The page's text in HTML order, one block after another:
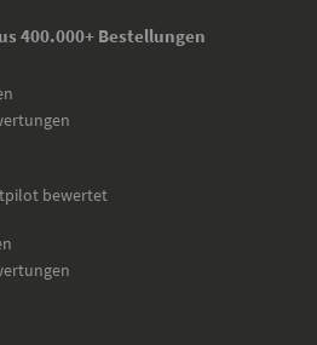
400.000+ Bestellungen
bewertet